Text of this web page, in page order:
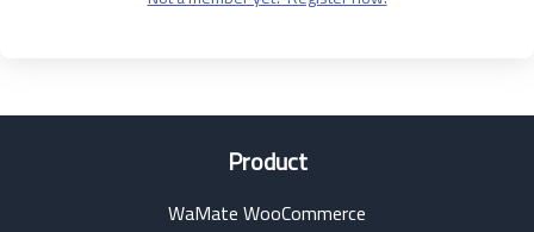
Product
WaMate WooCommerce